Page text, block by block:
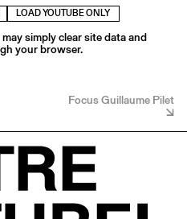
LOAD YOUTUBE ONLY
simply clear site data and
your browser.
Focus Guillaume Pilet